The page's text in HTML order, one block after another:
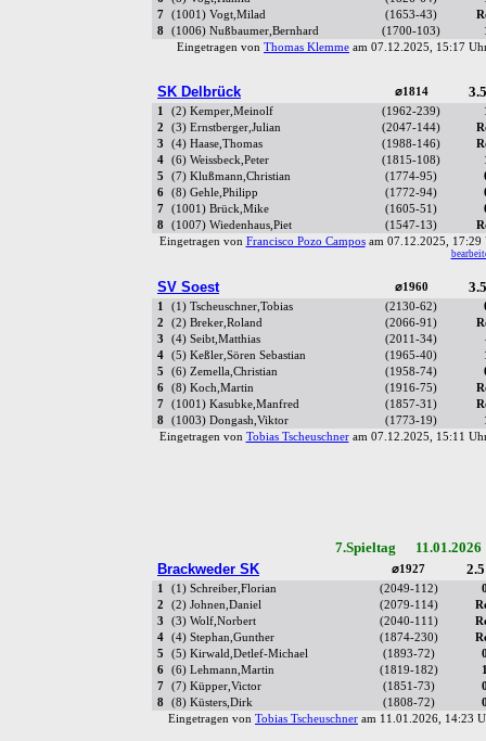
7
(1001) Vogt,Milad (1653-43)
8
(1006) Nußbaumer,Bernhard (1700-103)
Eingetragen von Thomas Klemme am 07.12.2025, 15:17
SK Delbrück ⌀1814
1 (2) Kemper,Meinolf (1962-239)
2
(3) Ernstberger,Julian (2047-144)
3
(4) Haase,Thomas (1988-146)
4
(6) Weissbeck,Peter (1815-108)
5
(7) Klußmann,Christian (1774-95)
6
(8) Gehle,Philipp (1772-94)
7
(1001) Brück,Mike (1605-51)
8
(1007) Wiedenhaus,Piet (1547-13)
Eingetragen von Francisco Pozo Camposam 07.12.2025,
SV Soest ⌀1960
1 (1) Tscheuschner,Tobias (2130-62)
2
(2) Breker,Roland (2066-91)
3
(4) Seibt,Matthias (2011-34)
4
(5) Keßler,Sören Sebastian (1965-40)
5
(6) Zemella,Christian (1958-74)
6
(8) Koch,Martin (1916-75)
7
(1001) Kasubke,Manfred (1857-31)
8
(1003) Dongash,Viktor (1773-19)
Eingetragen von Tobias Tscheuschneram 07.12.2025, 15:11
7.Spieltag
Brackweder SK
⌀1927
1 (1) Schreiber,Florian (2049-112)
2
(2) Johnen,Daniel (2079-114)
3
(3) Wolf,Norbert (2040-111)
4
(4) Stephan,Gunther (1874-230)
5
(5) Kirwald,Detlef-Michael (1893-72)
6
(6) Lehmann,Martin (1819-182)
7
(7) Küpper,Victor (1851-73)
8
(8) Küsters,Dirk (1808-72)
Eingetragen von Tobias Tscheuschner am 11.01.2026, 14:23